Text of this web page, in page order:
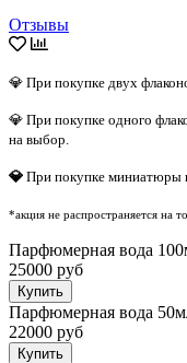
Отзывы
💎 При покупке двух
💎 При покупке одного
на выбор.
💎 При покупке миниатюры
*акция не распространяется на
Парфюмерная вода
25000 руб
Купить
Парфюмерная вода
22000 руб
Купить